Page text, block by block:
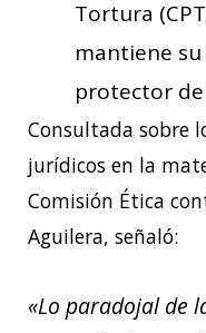
Tortura
mantiene
protector
Consultada sobre
jurídicos en la
Comisión Ética
Aguilera, señaló:
«Lo paradojal de